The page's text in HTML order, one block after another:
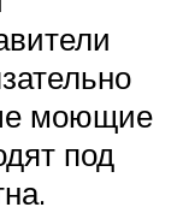
моющие
под